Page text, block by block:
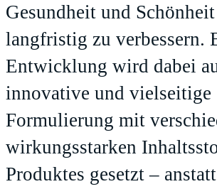
Gesundheit und
langfristig zu verbessern.
Entwicklung wird dabei
innovative und vielseitige
Formulierung mit
wirkungsstarken
Produktes gesetzt –